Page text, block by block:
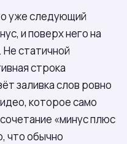
уже следующий
и поверх него на
Не статичной
строка
заливка слов ровно
которое само
«минус плюс
что обычно